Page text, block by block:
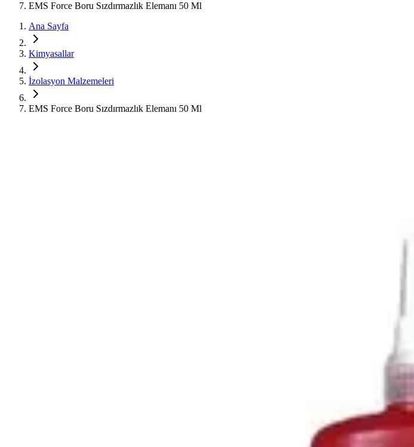
EMS Force Boru Sızdırmazlık Elemanı 50 Ml
Ana Sayfa
Kimyasallar
İzolasyon Malzemeleri
EMS Force Boru Sızdırmazlık Elemanı 50 Ml